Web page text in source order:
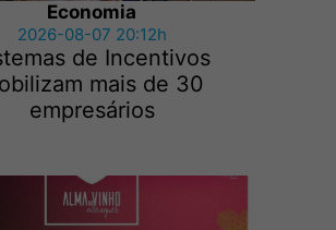
Economia
2026-08-07 20:12h
de Incentivos
mais de 30
empresários